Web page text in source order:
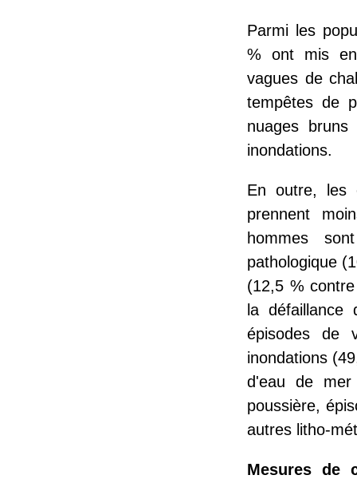
Parmi les
% ont mis
vagues de
tempêtes de
nuages
inondations.
En outre, les
prennent
hommes
pathologique
(12,5 %
la défaillance
épisodes de
inondations
d'eau de
poussière,
autres litho-
Mesures de